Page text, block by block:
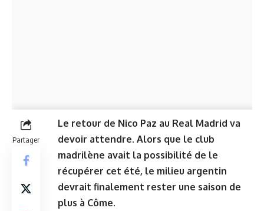
Partager
Le retour de Nico Paz au Real Madrid va
devoir attendre. Alors que le club
madrilène avait la possibilité de le
récupérer cet été, le milieu argentin
devrait finalement rester une saison de
plus à Côme.